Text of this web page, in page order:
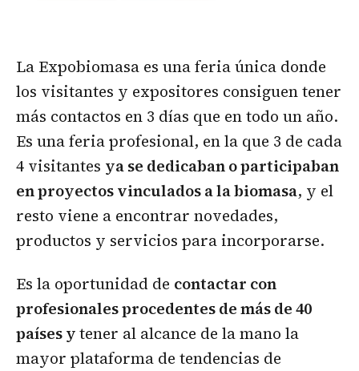
La Expobiomasa es una feria única donde
los visitantes y expositores consiguen tener
más contactos en 3 días que en todo un año.
Es una feria profesional, en la que 3 de cada
4 visitantes ya se dedicaban o participaban
en proyectos vinculados a la biomasa, y el
resto viene a encontrar novedades,
productos y servicios para incorporarse.
Es la oportunidad de contactar con
profesionales procedentes de más de 40
países ytener al alcance de la mano la
mayor plataforma de tendencias de